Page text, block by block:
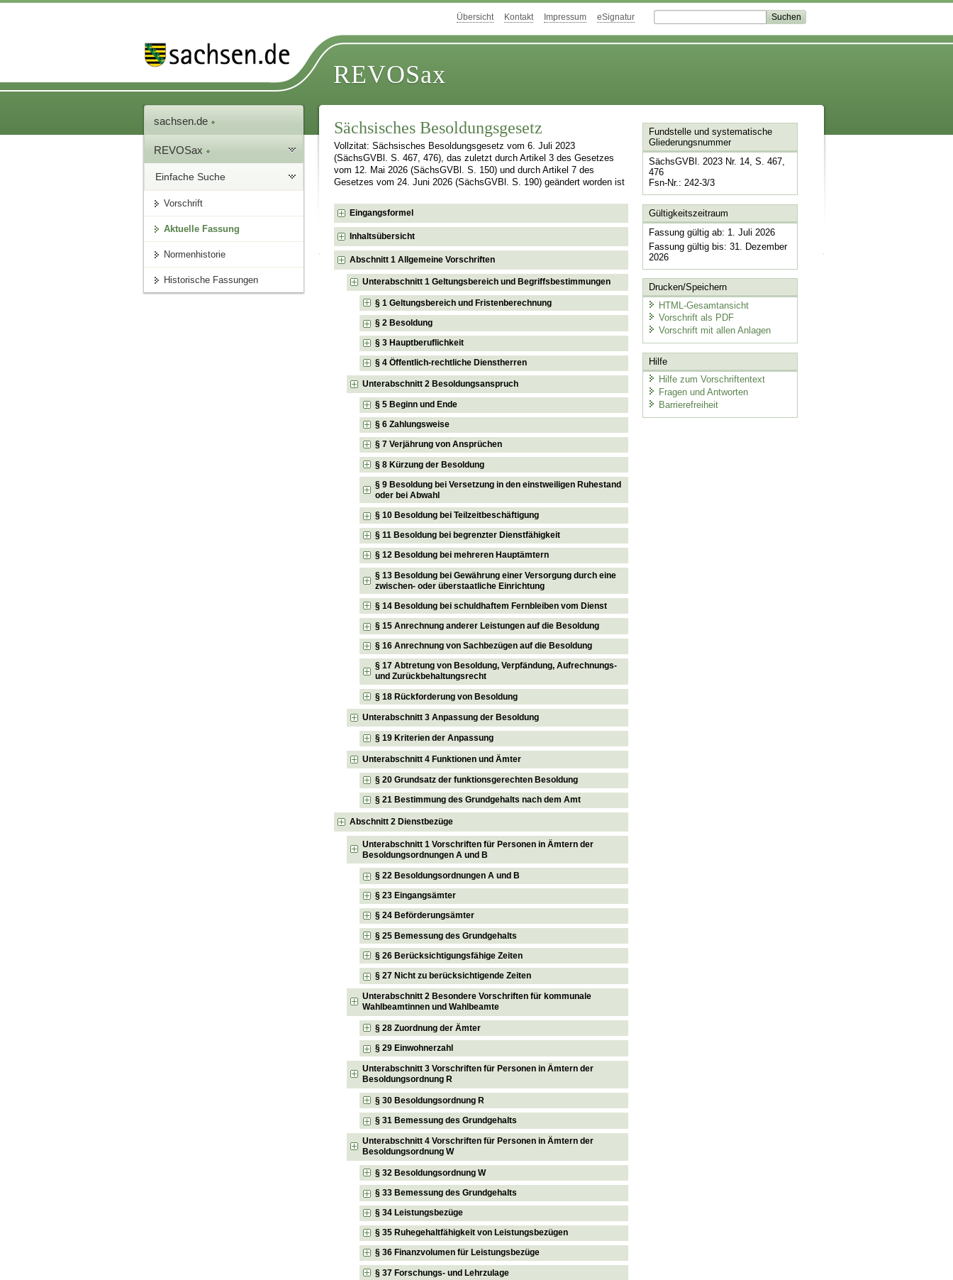
Übersicht Kontakt Impressum eSignatur
REVOSax
sachsen.de
REVOSax
Einfache Suche
Vorschrift
Aktuelle Fassung
Normenhistorie
Historische Fassungen
Sächsisches Besoldungsgesetz
Vollzitat: Sächsisches Besoldungsgesetz vom 6. Juli 2023
(SächsGVBl. S. 467, 476), das zuletzt durch Artikel 3 des Gesetzes
vom 12. Mai 2026 (SächsGVBl. S. 150) und durch Artikel 7 des
Gesetzes vom 24. Juni 2026 (SächsGVBl. S. 190) geändert worden ist
Eingangsformel
Inhaltsübersicht
Abschnitt 1 Allgemeine Vorschriften
Unterabschnitt 1 Geltungsbereich und Begriffsbestimmungen
§ 1 Geltungsbereich und Fristenberechnung
§ 2 Besoldung
§ 3 Hauptberuflichkeit
§ 4 Öffentlich-rechtliche Dienstherren
Unterabschnitt 2 Besoldungsanspruch
§ 5 Beginn und Ende
§ 6 Zahlungsweise
§ 7 Verjährung von Ansprüchen
§ 8 Kürzung der Besoldung
§ 9 Besoldung bei Versetzung in den einstweiligen Ruhestand
oder bei Abwahl
§ 10 Besoldung bei Teilzeitbeschäftigung
§ 11 Besoldung bei begrenzter Dienstfähigkeit
§ 12 Besoldung bei mehreren Hauptämtern
§ 13 Besoldung bei Gewährung einer Versorgung durch eine
zwischen- oder überstaatliche Einrichtung
§ 14 Besoldung bei schuldhaftem Fernbleiben vom Dienst
§ 15 Anrechnung anderer Leistungen auf die Besoldung
§ 16 Anrechnung von Sachbezügen auf die Besoldung
§ 17 Abtretung von Besoldung, Verpfändung, Aufrechnungs-
und Zurückbehaltungsrecht
§ 18 Rückforderung von Besoldung
Unterabschnitt 3 Anpassung der Besoldung
§ 19 Kriterien der Anpassung
Unterabschnitt 4 Funktionen und Ämter
§ 20 Grundsatz der funktionsgerechten Besoldung
§ 21 Bestimmung des Grundgehalts nach dem Amt
Abschnitt 2 Dienstbezüge
Unterabschnitt 1 Vorschriften für Personen in Ämtern der
Besoldungsordnungen A und B
§ 22 Besoldungsordnungen A und B
§ 23 Eingangsämter
§ 24 Beförderungsämter
§ 25 Bemessung des Grundgehalts
§ 26 Berücksichtigungsfähige Zeiten
§ 27 Nicht zu berücksichtigende Zeiten
Unterabschnitt 2 Besondere Vorschriften für kommunale
Wahlbeamtinnen und Wahlbeamte
§ 28 Zuordnung der Ämter
§ 29 Einwohnerzahl
Unterabschnitt 3 Vorschriften für Personen in Ämtern der
Besoldungsordnung R
§ 30 Besoldungsordnung R
§ 31 Bemessung des Grundgehalts
Unterabschnitt 4 Vorschriften für Personen in Ämtern der
Besoldungsordnung W
§ 32 Besoldungsordnung W
§ 33 Bemessung des Grundgehalts
§ 34 Leistungsbezüge
§ 35 Ruhegehaltfähigkeit von Leistungsbezügen
§ 36 Finanzvolumen für Leistungsbezüge
§ 37 Forschungs- und Lehrzulage
Fundstelle und systematische
Gliederungsnummer
SächsGVBl. 2023 Nr. 14, S. 467,
476
Fsn-Nr.: 242-3/3
Gültigkeitszeitraum
Fassung gültig ab: 1. Juli 2026
Fassung gültig bis: 31. Dezember
2026
Drucken/Speichern
HTML-Gesamtansicht
Vorschrift als PDF
Vorschrift mit allen Anlagen
Hilfe
Hilfe zum Vorschriftentext
Fragen und Antworten
Barrierefreiheit